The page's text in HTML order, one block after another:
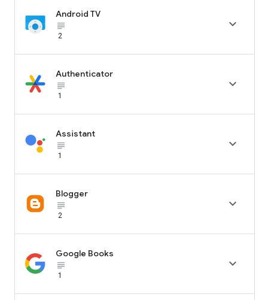
Android TV
subject_black
2

Authenticator
subject_black
1

Assistant
subject_black
1

Blogger
subject_black
2

Google Books
subject_black
1
